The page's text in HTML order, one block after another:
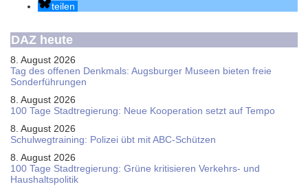
teilen
DAZ heute
8. August 2026
Tag des offenen Denkmals: Augsburger Museen bieten freie
Sonderführungen
8. August 2026
100 Tage Stadtregierung: Neue Kooperation setzt auf Tempo
8. August 2026
Schul­weg­trai­ning: Poli­zei übt mit ABC-Schüt­zen
8. August 2026
100 Tage Stadtregierung: Grüne kritisieren Verkehrs- und
Haushaltspolitik